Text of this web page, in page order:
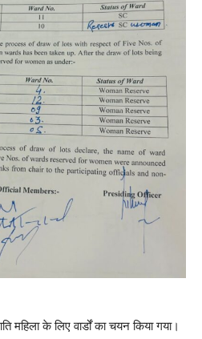
के लिए वार्डों का चयन किया गया।